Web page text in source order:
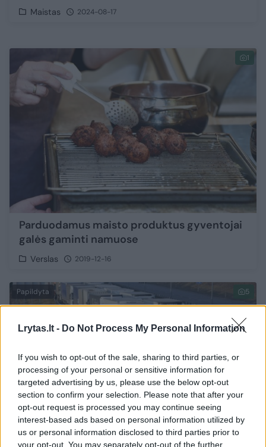
Lrytas.lt - Do Not Process My Personal Information
If you wish to opt-out of the sale, sharing to third parties, or
processing of your personal or sensitive information for
targeted advertising by us, please use the below opt-out
section to confirm your selection. Please note that after your
opt-out request is processed you may continue seeing
interest-based ads based on personal information utilized by
us or personal information disclosed to third parties prior to
your opt-out. You may separately opt-out of the further
Maistas 2024-08-17
1
Parduodamus maisto produktus gyventojai
galės gaminti namuose
Verslas 2019-12-16
Papildyta 5